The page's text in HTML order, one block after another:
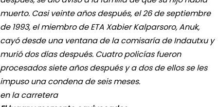
muerto. Casi veinte años después, el 26 de septiembre
de 1993, el miembro de ETA Xabier Kalparsoro, Anuk,
cayó desde una ventana de la comisaría de Indautxu y
murió dos días después. Cuatro policías fueron
procesados siete años después y a dos de ellos se les
impuso una condena de seis meses.
en la carretera